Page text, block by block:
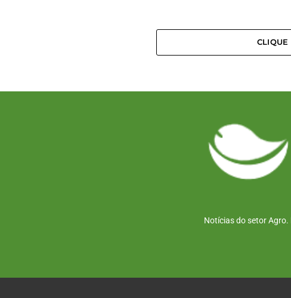
CLIQUE
Notícias do setor